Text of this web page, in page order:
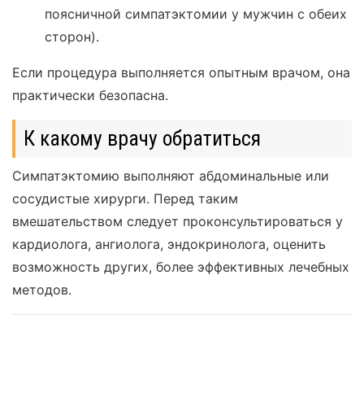
поясничной симпатэктомии у мужчин с обеих
сторон).
Если процедура выполняется опытным врачом, она
практически безопасна.
К какому врачу обратиться
Симпатэктомию выполняют абдоминальные или
сосудистые хирурги. Перед таким
вмешательством следует проконсультироваться у
кардиолога, ангиолога, эндокринолога, оценить
возможность других, более эффективных лечебных
методов.